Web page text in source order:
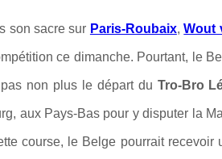
son sacre sur Paris-Roubaix,Wout
ce dimanche. Pourtant, le
non plus le départ du Tro-Bro
aux Pays-Bas pour y disputer la
course, le Belge pourrait recevoir